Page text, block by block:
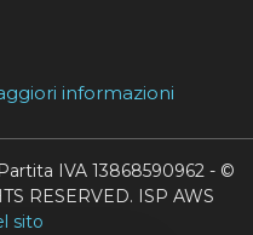
informazioni
IVA 13868590962 - ©
RESERVED. ISP AWS
sito